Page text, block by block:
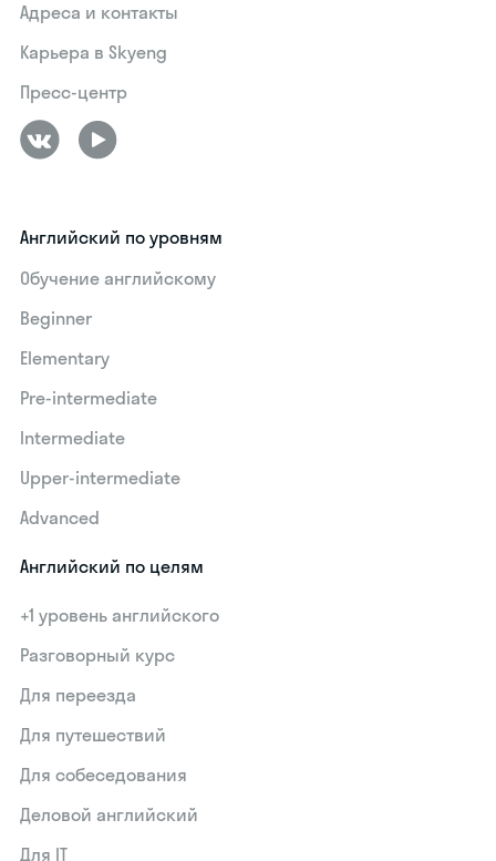
Адреса и контакты
Карьера в Skyeng
Пресс-центр
Английский по уровням
Обучение английскому
Beginner
Elementary
Pre-intermediate
Intermediate
Upper-intermediate
Advanced
Английский по целям
+1 уровень английского
Разговорный курс
Для переезда
Для путешествий
Для собеседования
Деловой английский
Для IT